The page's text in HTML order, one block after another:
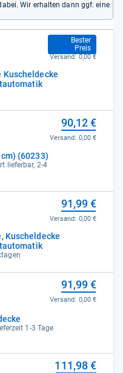
Wir erhalten dann ggf. eine
Kuscheldecke
Bester
Preis
89,99 €
Versand: 0,00 €
(60233)
lieferbar, 2-4
90,12 €
Versand: 0,00 €
Kuscheldecke
91,99 €
Versand: 0,00 €
1-3 Tage
91,99 €
Versand: 0,00 €
111,98 €